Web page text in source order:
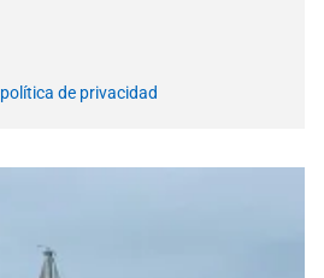
política de privacidad